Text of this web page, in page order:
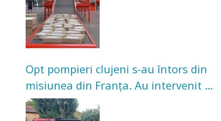
Opt pompieri clujeni s-au întors din
misiunea din Franța. Au intervenit la
incendii de vegetație și pădure